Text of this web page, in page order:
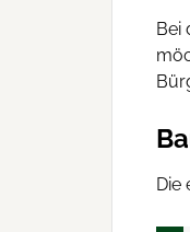
Bei
Die